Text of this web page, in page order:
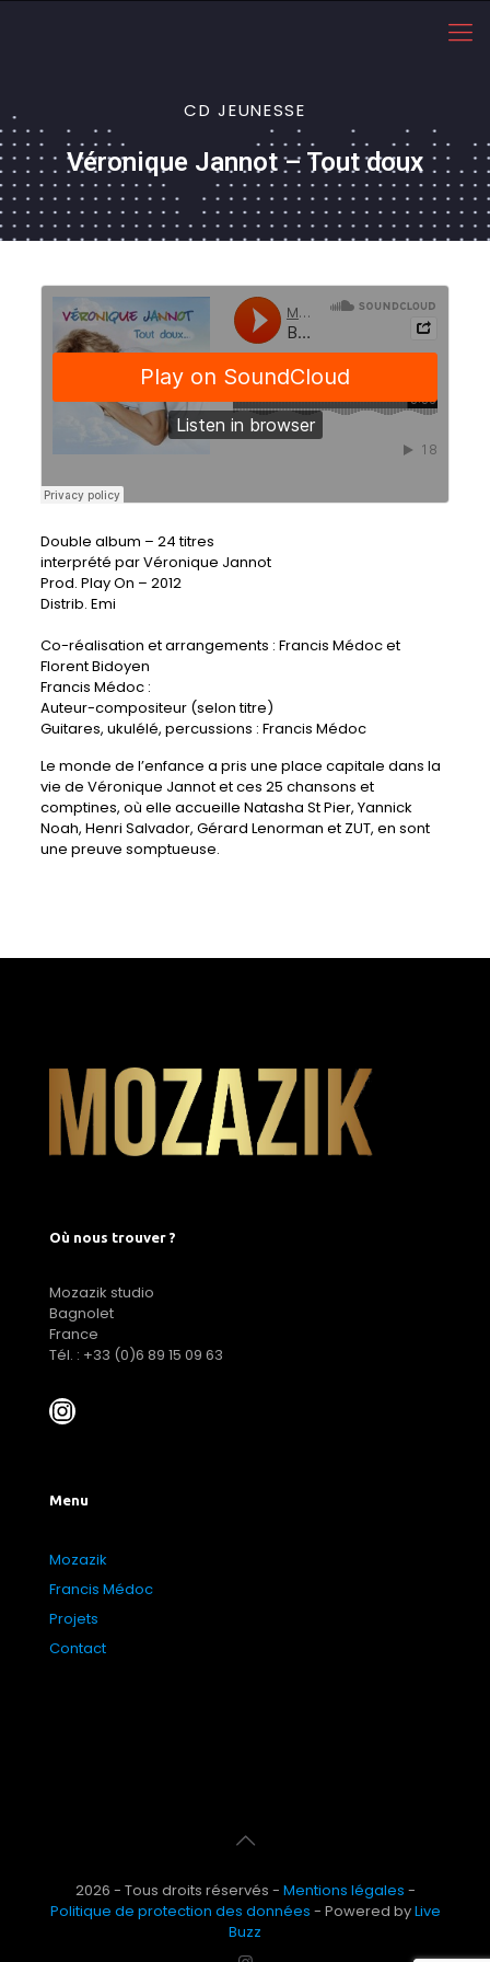
CD JEUNESSE
Véronique Jannot – Tout doux
Double album – 24 titres
interprété par Véronique Jannot
Prod. Play On – 2012
Distrib. Emi
Co-réalisation et arrangements : Francis Médoc et
Florent Bidoyen
Francis Médoc :
Auteur-compositeur (selon titre)
Guitares, ukulélé, percussions : Francis Médoc
Le monde de l’enfance a pris une place capitale dans la
vie de Véronique Jannot et ces 25 chansons et
comptines, où elle accueille Natasha St Pier, Yannick
Noah, Henri Salvador, Gérard Lenorman et ZUT, en sont
une preuve somptueuse.
Où nous trouver ?
Mozazik studio
Bagnolet
France
Tél. : +33 (0)6 89 15 09 63
Menu
Mozazik
Francis Médoc
Projets
Contact
2026 - Tous droits réservés - Mentions légales -
Politique de protection des données - Powered byLive
Buzz